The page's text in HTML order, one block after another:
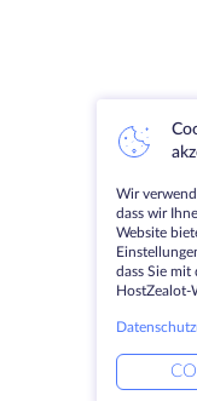
Wir
dass wir
Website
dass Sie mit
HostZealot-